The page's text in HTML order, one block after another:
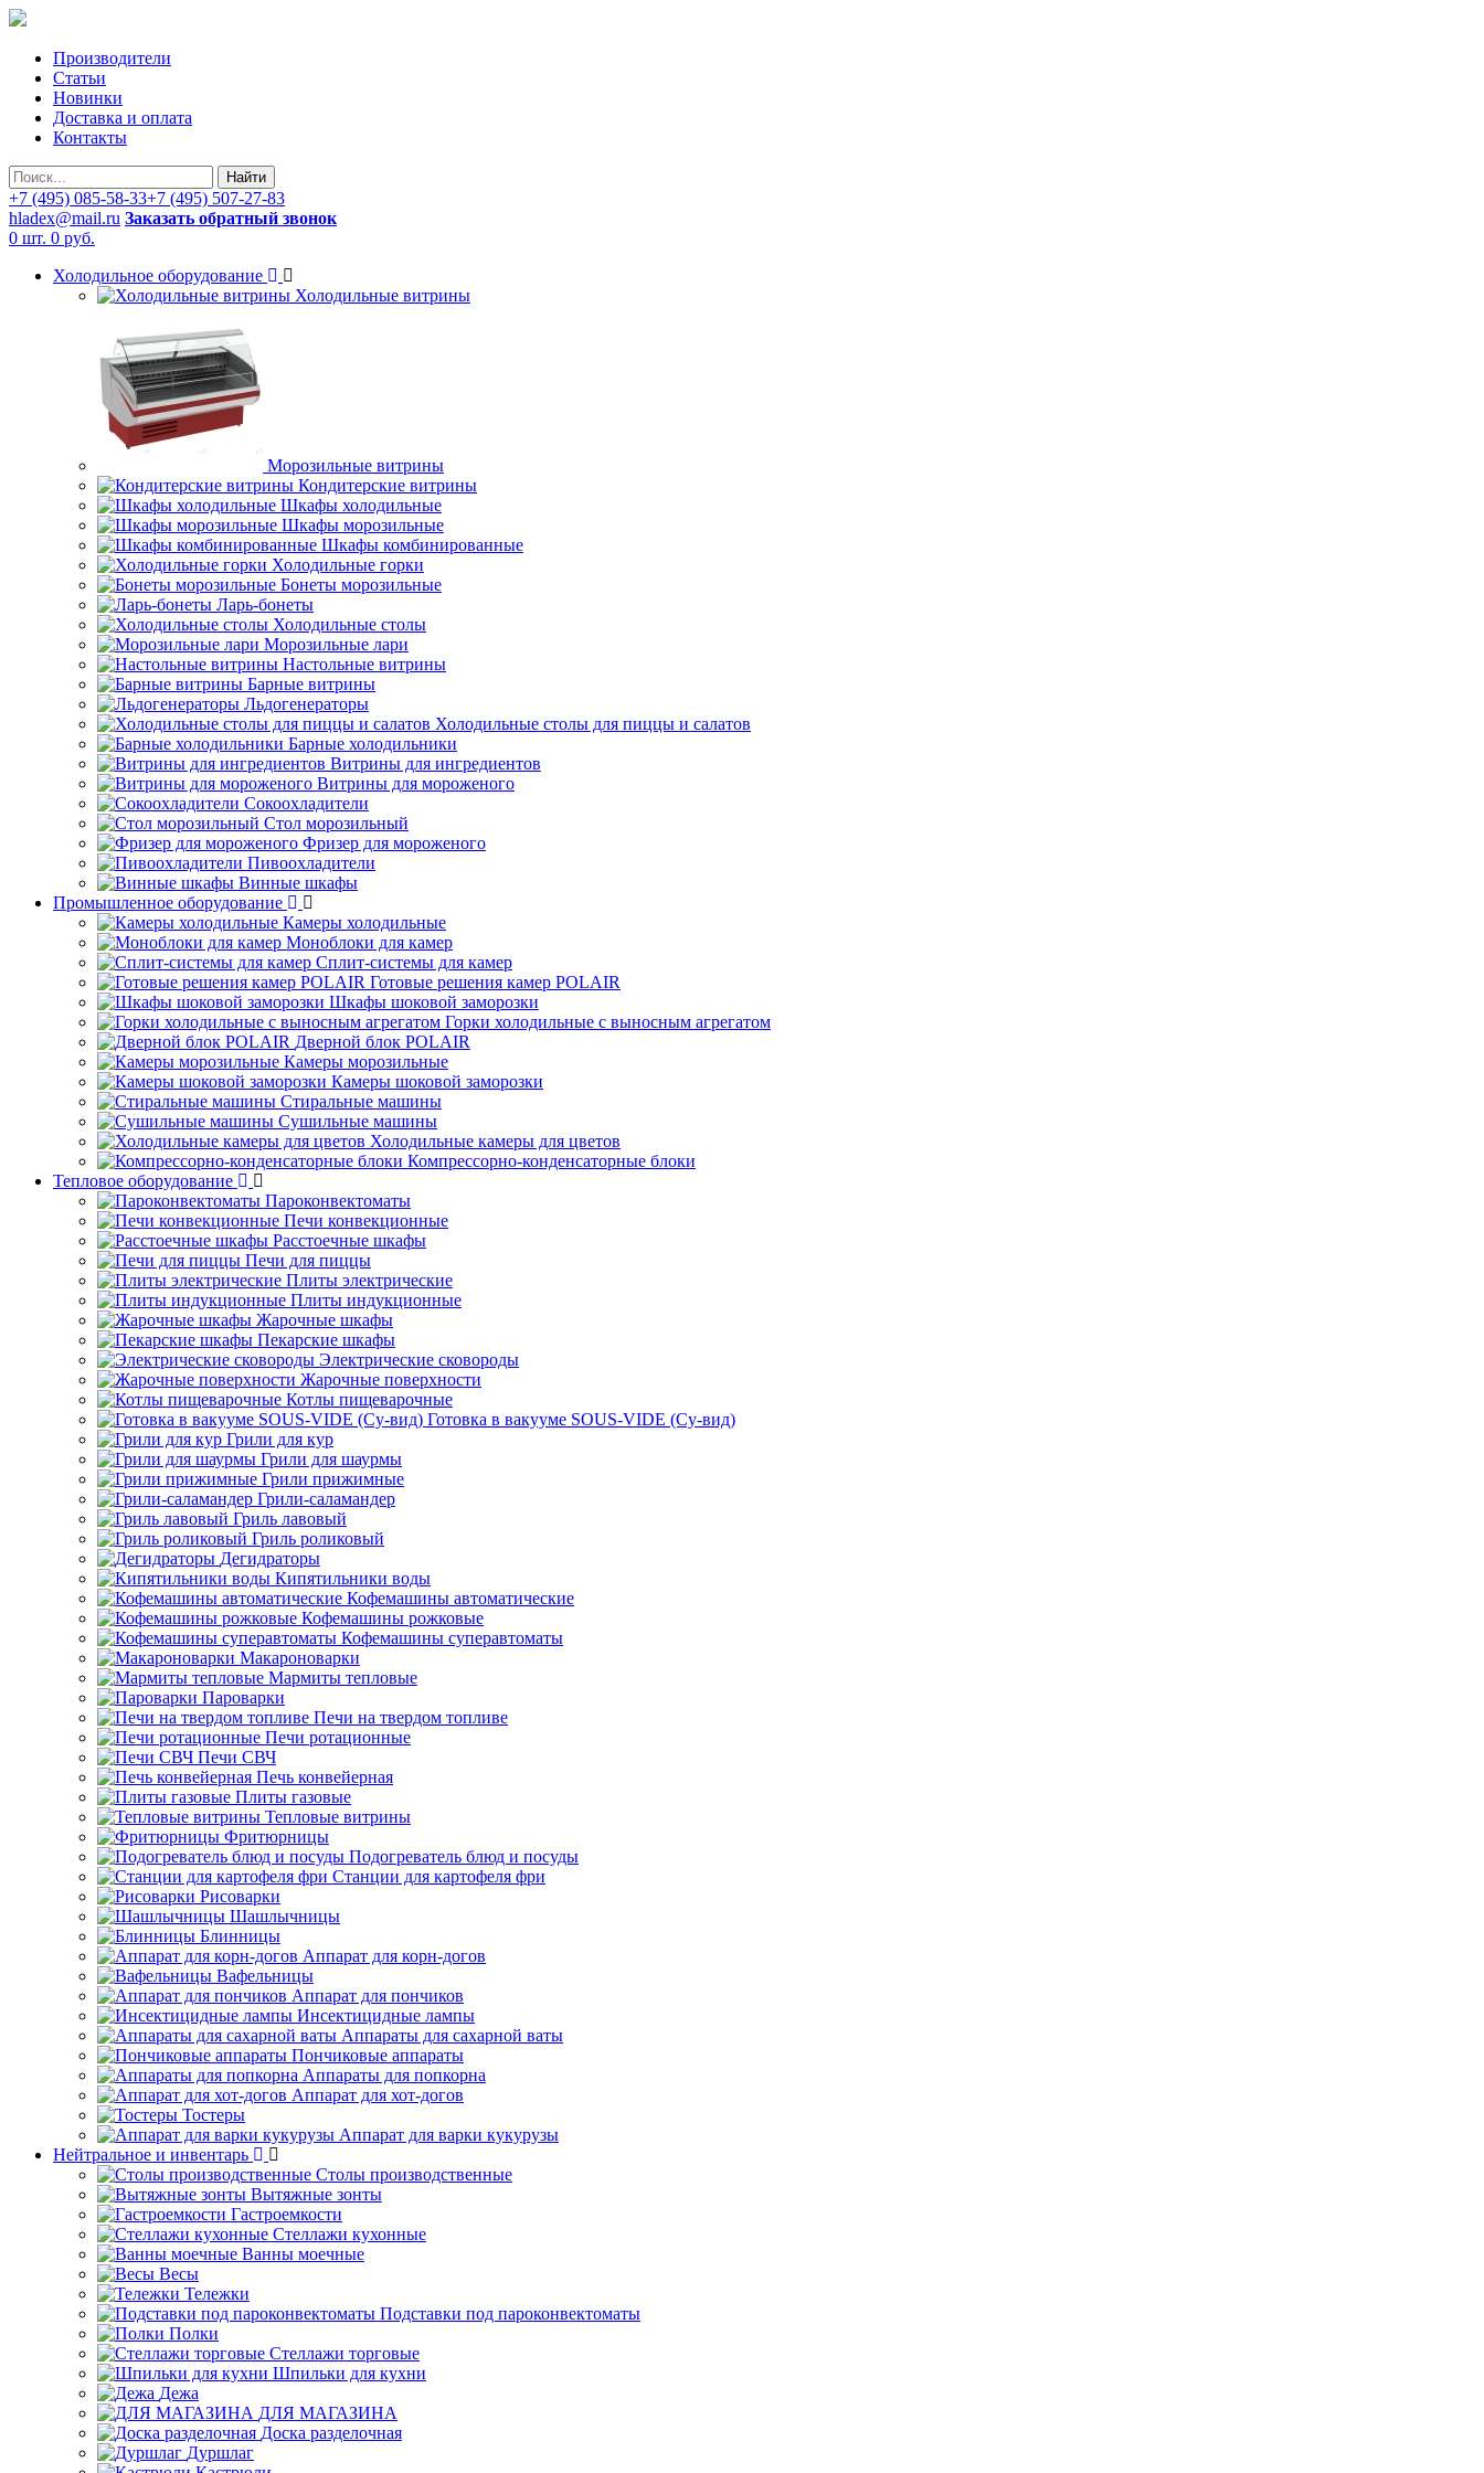
Производители
Статьи
Новинки
Доставка и оплата
Контакты
Найти
+7 (495) 085-58-33+7 (495) 507-27-83
hladex@mail.ru Заказать обратный звонок
0 шт. 0 руб.
Холодильное оборудование
Холодильные витрины
Морозильные витрины
Кондитерские витрины
Шкафы холодильные
Шкафы морозильные
Шкафы комбинированные
Холодильные горки
Бонеты морозильные
Ларь-бонеты
Холодильные столы
Морозильные лари
Настольные витрины
Барные витрины
Льдогенераторы
Холодильные столы для пиццы и салатов
Барные холодильники
Витрины для ингредиентов
Витрины для мороженого
Сокоохладители
Стол морозильный
Фризер для мороженого
Пивоохладители
Винные шкафы
Промышленное оборудование
Камеры холодильные
Моноблоки для камер
Сплит-системы для камер
Готовые решения камер POLAIR
Шкафы шоковой заморозки
Горки холодильные с выносным агрегатом
Дверной блок POLAIR
Камеры морозильные
Камеры шоковой заморозки
Стиральные машины
Сушильные машины
Холодильные камеры для цветов
Компрессорно-конденсаторные блоки
Тепловое оборудование
Пароконвектоматы
Печи конвекционные
Расстоечные шкафы
Печи для пиццы
Плиты электрические
Плиты индукционные
Жарочные шкафы
Пекарские шкафы
Электрические сковороды
Жарочные поверхности
Котлы пищеварочные
Готовка в вакууме SOUS-VIDE (Су-вид)
Грили для кур
Грили для шаурмы
Грили прижимные
Грили-саламандер
Гриль лавовый
Гриль роликовый
Дегидраторы
Кипятильники воды
Кофемашины автоматические
Кофемашины рожковые
Кофемашины суперавтоматы
Макароноварки
Мармиты тепловые
Пароварки
Печи на твердом топливе
Печи ротационные
Печи СВЧ
Печь конвейерная
Плиты газовые
Тепловые витрины
Фритюрницы
Подогреватель блюд и посуды
Станции для картофеля фри
Рисоварки
Шашлычницы
Блинницы
Аппарат для корн-догов
Вафельницы
Аппарат для пончиков
Инсектицидные лампы
Аппараты для сахарной ваты
Пончиковые аппараты
Аппараты для попкорна
Аппарат для хот-догов
Тостеры
Аппарат для варки кукурузы
Нейтральное и инвентарь
Столы производственные
Вытяжные зонты
Гастроемкости
Стеллажи кухонные
Ванны моечные
Весы
Тележки
Подставки под пароконвектоматы
Полки
Стеллажи торговые
Шпильки для кухни
Дежа
ДЛЯ МАГАЗИНА
Доска разделочная
Дуршлаг